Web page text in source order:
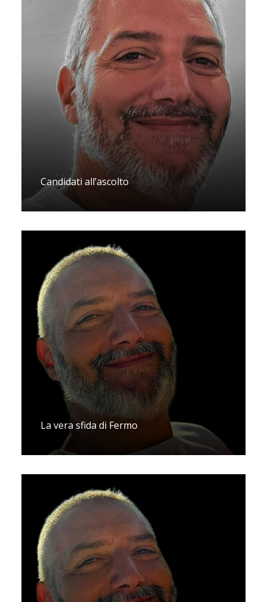
Candidati all’ascolto
La vera sfida di Fermo